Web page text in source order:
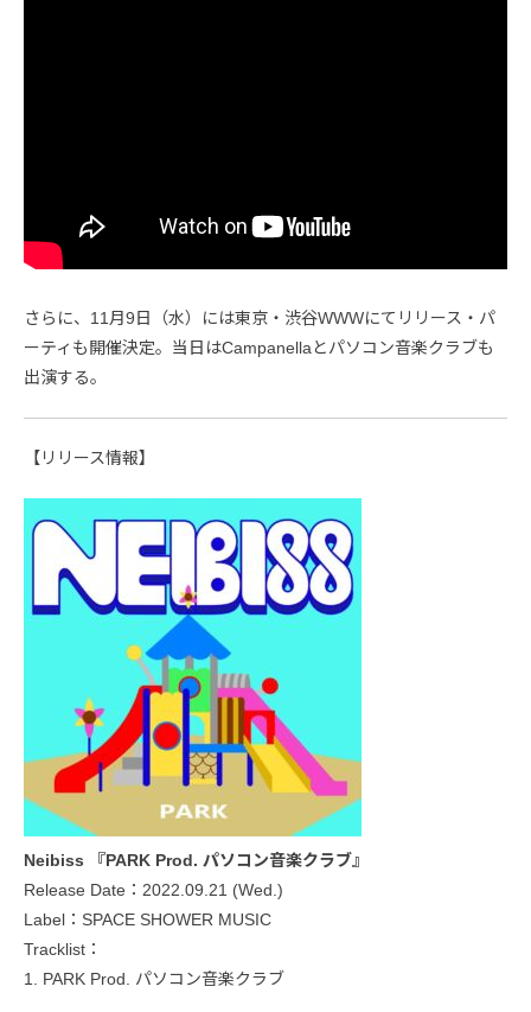
さらに、11月9日（水）には東京・渋谷WWWにてリリース・パ
ーティも開催決定。当日はCampanellaとパソコン音楽クラブも
出演する。
【リリース情報】
Neibiss 『PARK Prod. パソコン音楽クラブ』
Release Date：2022.09.21 (Wed.)
Label：SPACE SHOWER MUSIC
Tracklist：
1. PARK Prod. パソコン音楽クラブ